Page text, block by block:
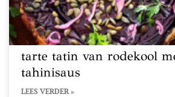
tarte tatin van rodekool
tahinisaus
LEES VERDER »